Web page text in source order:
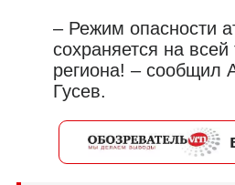
– Режим опасности
сохраняется на всей
региона! – сообщил
Гусев.